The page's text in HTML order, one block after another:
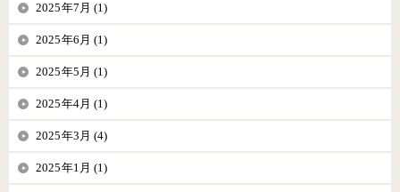
2025年7月 (1)
2025年6月 (1)
2025年5月 (1)
2025年4月 (1)
2025年3月 (4)
2025年1月 (1)